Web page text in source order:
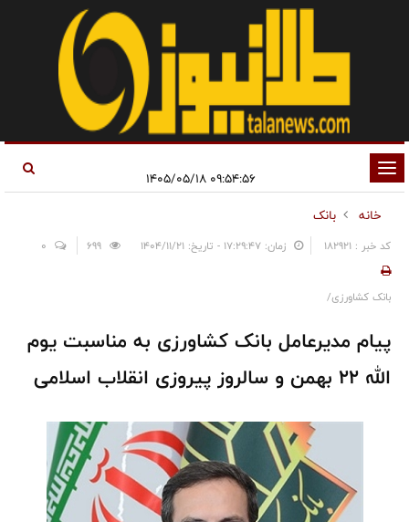
تغییر
وضعیت
ناوبری
۰۹:۵۴:۵۶ ۱۴۰۵/۰۵/۱۸
خانه
بانک
کد خبر : 182921 زمان: ۱۷:۲۹:۴۷ - تاریخ: ۱۴۰۴/۱۱/۲۱ 0
بانک کشاورزی/
پیام مدیرعامل بانک کشاورزی به مناسبت یوم
الله ۲۲ بهمن و سالروز پیروزی انقلاب اسلامی